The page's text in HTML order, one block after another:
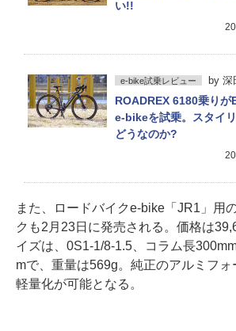
い!!
e-bike試乗レビュー by 深
ROADREX 6180乗りが
e-bikeを試乗。スタイ
どうなのか?
また、ロードバイクe-bike「JR1」用
クも2月23日に発売される。価格は
イズは、0S1-1/8-1.5、コラム長
mで、重量は569g。純正のアルミフ
軽量化が可能となる。